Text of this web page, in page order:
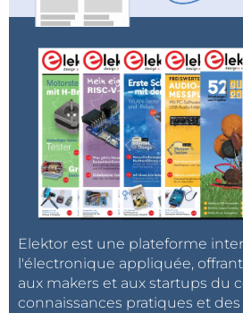
Elektor est une plateforme
l'électronique appliquée,
aux makers et aux startups du
connaissances pratiques et